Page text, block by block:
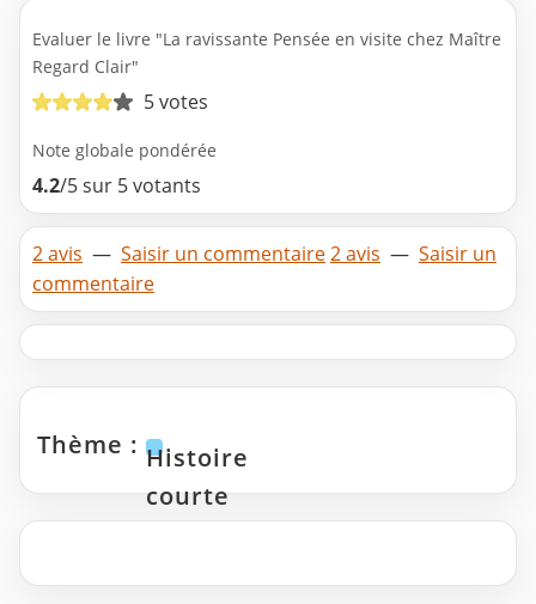
Evaluer le livre "La ravissante Pensée en visite chez Maître
Regard Clair"
5 votes
Note globale pondérée
4.2/5 sur 5 votants
2 avis — Saisir un commentaire2 avis — Saisir un
commentaire
Thème : Histoire
courte